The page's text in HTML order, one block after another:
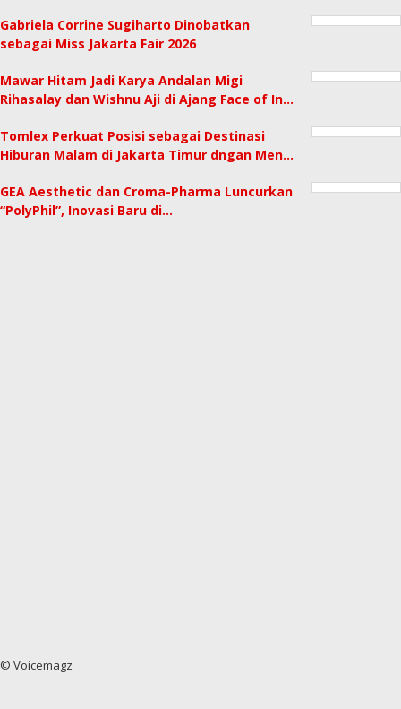
Gabriela Corrine Sugiharto Dinobatkan
sebagai Miss Jakarta Fair 2026
Mawar Hitam Jadi Karya Andalan Migi
Rihasalay dan Wishnu Aji di Ajang Face of In…
Tomlex Perkuat Posisi sebagai Destinasi
Hiburan Malam di Jakarta Timur dngan Men…
GEA Aesthetic dan Croma-Pharma Luncurkan
“PolyPhil”, Inovasi Baru di…
© Voicemagz